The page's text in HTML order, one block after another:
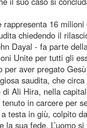
16
chiedendo il
Dayal - fa parte
Unite per tutti gli
per aver pregato
saudita, che
Ali Hira, nella
in carcere per
testa in giù, colpito
sua fede. L’uomo